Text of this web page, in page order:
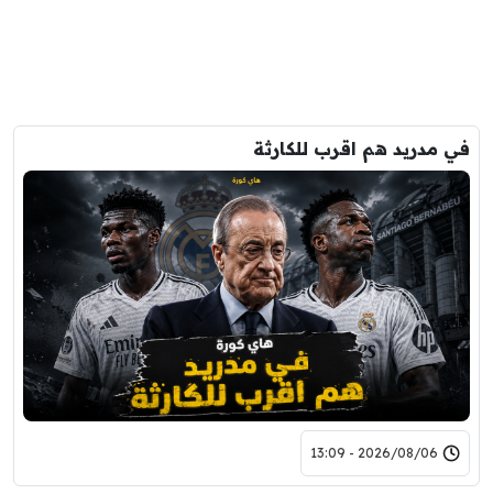
في مدريد هم اقرب للكارثة
2026/08/06 - 13:09